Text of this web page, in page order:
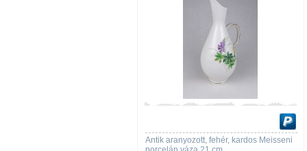
Antik aranyozott, fehér, kardos Meisseni